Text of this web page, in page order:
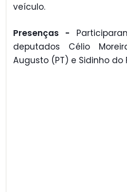
veículo.
Presenças -
deputados Célio
Augusto (PT) e Sidinho do